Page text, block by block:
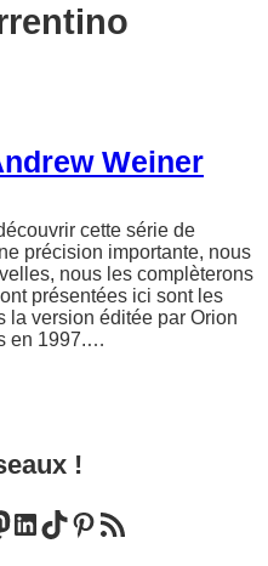
Weiner
cette série de
précision importante, nous
nous les complèterons
présentées ici sont les
la version éditée par Orion
en 1997.…
!
LinkedIn TikTok Pinterest Flux RSS